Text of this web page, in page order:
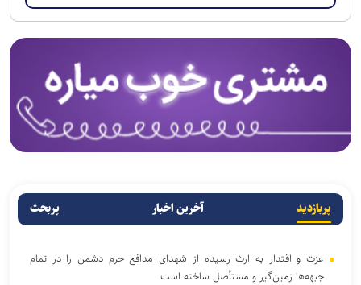
پربازدید آخرین اخبار پربحث
عزت و اقتدار به ارث رسیده از شهدای مدافع حرم دشمن را در تمام
جبهه‌ها زمین‌گیر و مستأصل ساخته است